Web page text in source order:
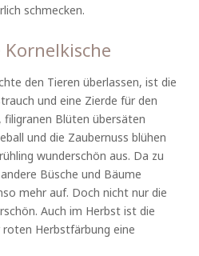
schmecken.
den Tieren überlassen, ist die
und eine Zierde für den
Blüten übersäten
und die Zaubernuss blühen
wunderschön aus. Da zu
Büsche und Bäume
mehr auf. Doch nicht nur die
Auch im Herbst ist die
roten Herbstfärbung eine